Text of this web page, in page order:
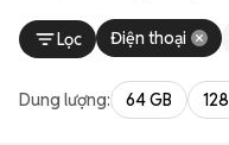
Lọc Điện thoại
Dung lượng: 64 GB